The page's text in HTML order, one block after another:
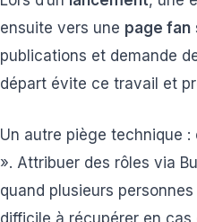
ensuite vers une page fan
publications et demande
départ évite ce travail et
Un autre piège technique
». Attribuer des rôles via
quand plusieurs
difficile à récupérer en cas